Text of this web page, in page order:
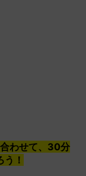
わせて、30分
！